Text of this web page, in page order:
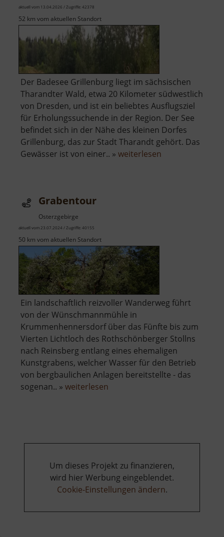
aktuell vom 13.04.2026 / Zugriffe: 42378
52 km vom aktuellen Standort
Der Badesee Grillenburg liegt im sächsischen
Tharandter Wald, etwa 20 Kilometer südwestlich
von Dresden, und ist ein beliebtes Ausflugsziel
für Erholungssuchende in der Region. Der See
befindet sich in der Nähe des kleinen Dorfes
Grillenburg, das zur Stadt Tharandt gehört. Das
Gewässer ist von einer.. » weiterlesen
Grabentour
Osterzgebirge
aktuell vom 23.07.2024 / Zugriffe: 40155
50 km vom aktuellen Standort
Ein landschaftlich reizvoller Wanderweg führt
von der Wünschmannmühle in
Krummenhennersdorf über das Fünfte bis zum
Vierten Lichtloch des Rothschönberger Stollns
nach Reinsberg entlang eines ehemaligen
Kunstgrabens, welcher Wasser für den Betrieb
von bergbaulichen Anlagen bereitstellte - das
sogenan.. » weiterlesen
Um dieses Projekt zu finanzieren,
wird hier Werbung eingeblendet.
Cookie-Einstellungen ändern.